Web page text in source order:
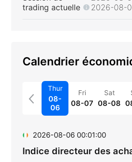
trading actuelle
2026-08-
Calendrier
Thur
08-
06
Fri
08-07
Sat
08-08
2026-08-06 00:01:00